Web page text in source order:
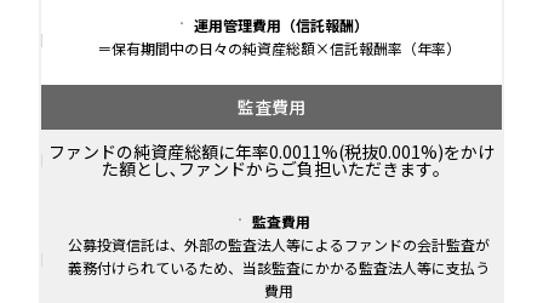
運用管理費用（信託報酬）
＝保有期間中の日々の純資産総額×信託報酬率（年率）
監査費用
ファンドの純資産総額に年率0.0011%(税抜0.001%)をかけ
た額とし､ファンドからご負担いただきます｡
監査費用
公募投資信託は、外部の監査法人等によるファンドの会計監査が
義務付けられているため、当該監査にかかる監査法人等に支払う
費用